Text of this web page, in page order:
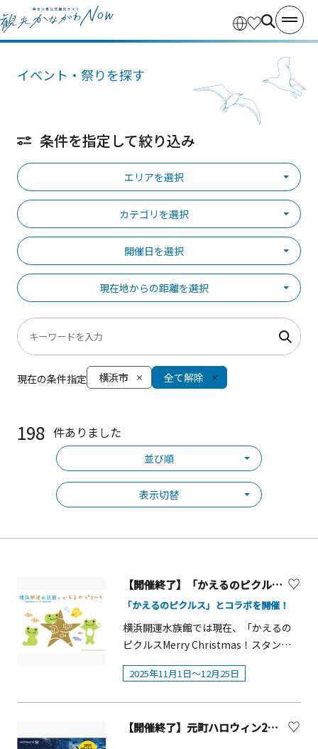
イベント・祭りを探す
条件を指定して絞り込み
エリアを選択
カテゴリを選択
開催日を選択
現在地からの距離を選択
現在の条件指定 横浜市 全て解除
198 件ありました
並び順
表示切替
【開催終了】「かえるのピクルス2025 Merry christmas！スタンプラリー in 横浜」コラボイベント【横浜市】
「かえるのピクルス」とコラボを開催！
横浜開運水族館では現在、「かえるの
ピクルスMerry Christmas！スタンプ
ラリー in横浜」コラボイベントを期間
限定で開催しています。期間中は、ピ
ス」のパネルミニ展示や、ピクルスグ
2025年11月1日～12月25日
【開催終了】元町ハロウィン2025 10月31日（金）開催！！